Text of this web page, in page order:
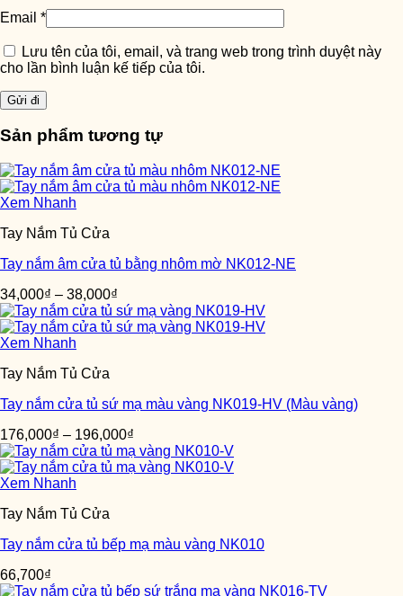
Email *
Lưu tên của tôi, email, và trang web trong trình duyệt này
cho lần bình luận kế tiếp của tôi.
Sản phẩm tương tự
Xem Nhanh
Tay Nắm Tủ Cửa
Tay nắm âm cửa tủ bằng nhôm mờ NK012-NE
34,000₫ – 38,000₫
Xem Nhanh
Tay Nắm Tủ Cửa
Tay nắm cửa tủ sứ mạ màu vàng NK019-HV (Màu vàng)
176,000₫ – 196,000₫
Xem Nhanh
Tay Nắm Tủ Cửa
Tay nắm cửa tủ bếp mạ màu vàng NK010
66,700₫